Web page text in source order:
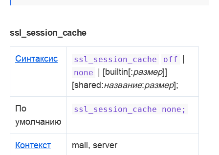
ssl_session_cache
Синтаксис ssl_session_cache off |
none | [builtin[:размер]]
[shared:название:размер];
По
умолчанию
ssl_session_cache none;
Контекст mail, server